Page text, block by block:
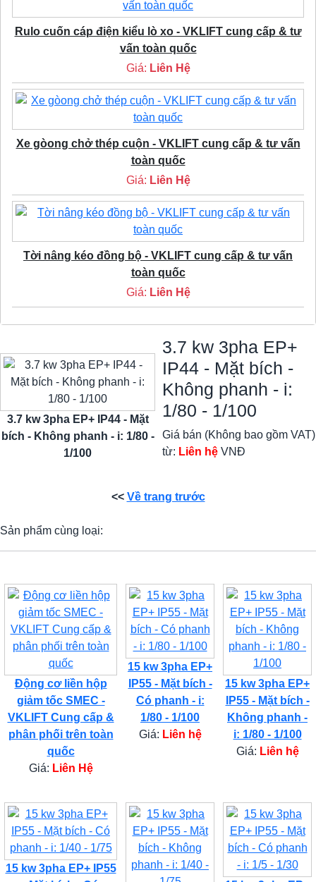
Rulo cuốn cáp điện kiểu lò xo - VKLIFT cung cấp & tư
vấn toàn quốc
Giá: Liên Hệ
Xe gòong chở thép cuộn - VKLIFT cung cấp & tư vấn
toàn quốc
Giá: Liên Hệ
Tời nâng kéo đồng bộ - VKLIFT cung cấp & tư vấn
toàn quốc
Giá: Liên Hệ
3.7 kw 3pha EP+ IP44 - Mặt
bích - Không phanh - i: 1/80 -
1/100
3.7 kw 3pha EP+
IP44 - Mặt bích -
Không phanh - i:
1/80 - 1/100
Giá bán (Không bao gồm VAT)
từ: Liên hệ VNĐ
<< Về trang trước
Sản phẩm cùng loại:
Động cơ liền hộp
giảm tốc SMEC -
VKLIFT Cung cấp &
phân phối trên toàn
quốc
Giá: Liên Hệ
15 kw 3pha EP+
IP55 - Mặt bích -
Có phanh - i:
1/80 - 1/100
Giá: Liên hệ
15 kw 3pha EP+
IP55 - Mặt bích -
Không phanh -
i: 1/80 - 1/100
Giá: Liên hệ
15 kw 3pha EP+ IP55